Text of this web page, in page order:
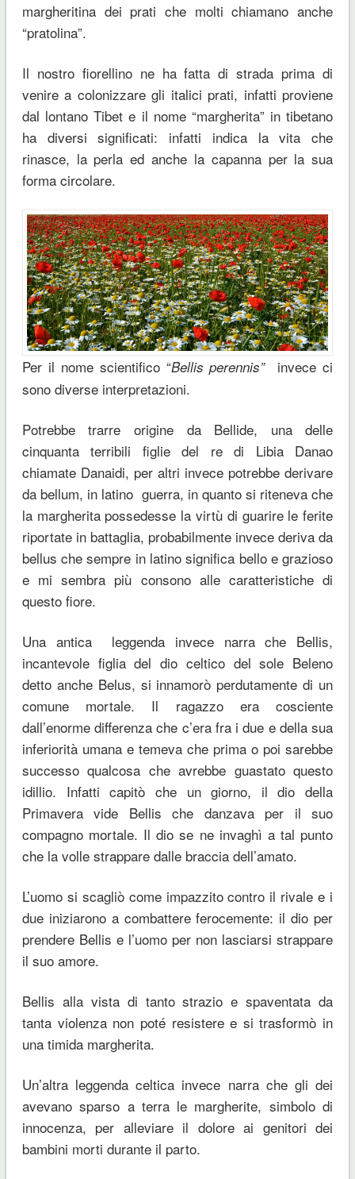
margheritina dei prati che molti chiamano anche
“pratolina”.
Il nostro fiorellino ne ha fatta di strada prima di
venire a colonizzare gli italici prati, infatti proviene
dal lontano Tibet e il nome “margherita” in tibetano
ha diversi significati: infatti indica la vita che
rinasce, la perla ed anche la capanna per la sua
forma circolare.
Per il nome scientifico “Bellis perennis”invece ci
sono diverse interpretazioni.
Potrebbe trarre origine da Bellide, una delle
cinquanta terribili figlie del re di Libia Danao
chiamate Danaidi, per altri invece potrebbe derivare
da bellum, in latino guerra, in quanto si riteneva che
la margherita possedesse la virtù di guarire le ferite
riportate in battaglia, probabilmente invece deriva da
bellus che sempre in latino significa bello e grazioso
e mi sembra più consono alle caratteristiche di
questo fiore.
Una antica leggenda invece narra che Bellis,
incantevole figlia del dio celtico del sole Beleno
detto anche Belus, si innamorò perdutamente di un
comune mortale. Il ragazzo era cosciente
dall’enorme differenza che c’era fra i due e della sua
inferiorità umana e temeva che prima o poi sarebbe
successo qualcosa che avrebbe guastato questo
idillio. Infatti capitò che un giorno, il dio della
Primavera vide Bellis che danzava per il suo
compagno mortale. Il dio se ne invaghì a tal punto
che la volle strappare dalle braccia dell’amato.
L’uomo si scagliò come impazzito contro il rivale e i
due iniziarono a combattere ferocemente: il dio per
prendere Bellis e l’uomo per non lasciarsi strappare
il suo amore.
Bellis alla vista di tanto strazio e spaventata da
tanta violenza non poté resistere e si trasformò in
una timida margherita.
Un’altra leggenda celtica invece narra che gli dei
avevano sparso a terra le margherite, simbolo di
innocenza, per alleviare il dolore ai genitori dei
bambini morti durante il parto.